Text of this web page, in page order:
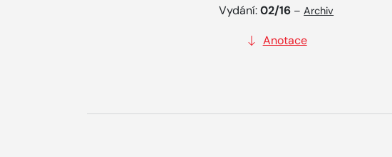
Vydání:02/16 –Archiv
Anotace